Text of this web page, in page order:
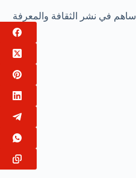
ساهم في نشر الثقافة والمعرفة